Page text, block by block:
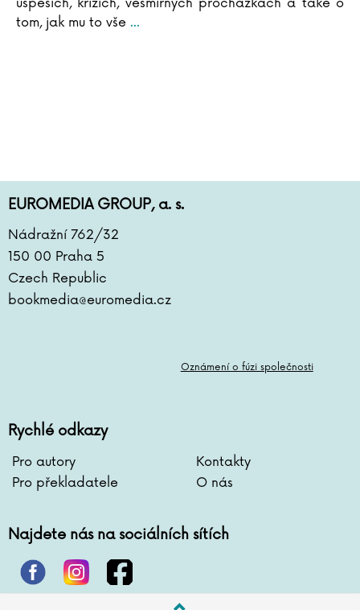
úspěších, krizích, vesmírných procházkách a také o
tom, jak mu to vše ...
EUROMEDIA GROUP, a. s.
Nádražní 762/32
150 00 Praha 5
Czech Republic
bookmedia@euromedia.cz
Oznámení o fúzi společnosti
Rychlé odkazy
Pro autory
Kontakty
Pro překladatele
O nás
Najdete nás na sociálních sítích